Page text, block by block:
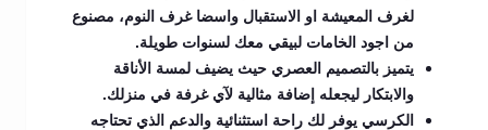
لغرف المعيشة او الاستقبال واسضا غرف النوم، مصنوع
من اجود الخامات لبيقي معك لسنوات طويلة.
يتميز بالتصميم العصري حيث يضيف لمسة الأناقة
والابتكار ليجعله إضافة مثالية لآي غرفة في منزلك.
الكرسي يوفر لك راحة استثنائية والدعم الذي تحتاجه